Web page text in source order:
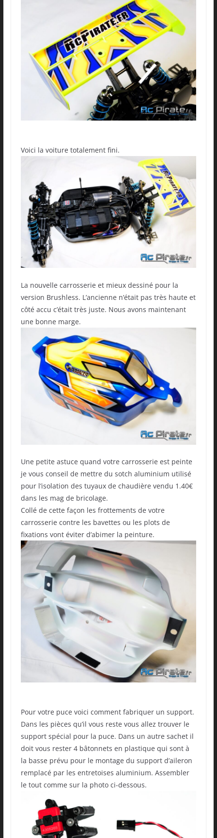
Voici la voiture totalement fini.
La nouvelle carrosserie et mieux dessiné pour la
version Brushless. L’ancienne n’était pas très haute et
côté accu c’était très juste. Nous avons maintenant
une bonne marge.
Une petite astuce quand votre carrosserie est peinte
je vous conseil de mettre du sotch aluminium utilisé
pour l’isolation des tuyaux de chaudière vendu 1.40€
dans les mag de bricolage.
Collé de cette façon les frottements de votre
carrosserie contre les bavettes ou les plots de
fixations vont éviter d’abimer la peinture.
Pour votre puce voici comment fabriquer un support.
Dans les pièces qu’il vous reste vous allez trouver le
support spécial pour la puce. Dans un autre sachet il
doit vous rester 4 bâtonnets en plastique qui sont à
la basse prévu pour le montage du support d’aileron
remplacé par les entretoises aluminium. Assembler
le tout comme sur la photo ci-dessous.